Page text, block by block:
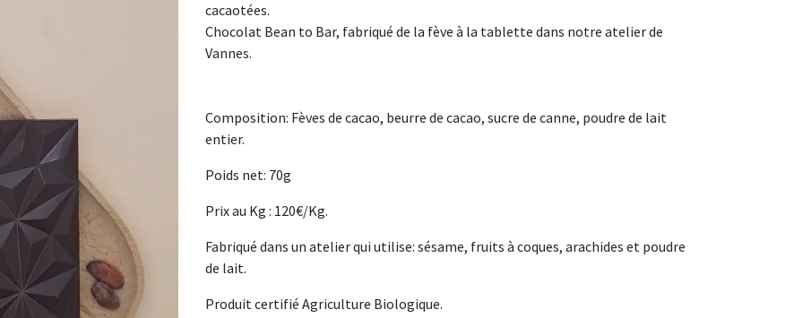
cacaotées.
Chocolat Bean to Bar, fabriqué de la fève à la tablette dans notre atelier de
Vannes.
Composition: Fèves de cacao, beurre de cacao, sucre de canne, poudre de lait
entier.
Poids net: 70g
Prix au Kg : 120€/Kg.
Fabriqué dans un atelier qui utilise: sésame, fruits à coques, arachides et poudre
de lait.
Produit certifié Agriculture Biologique.